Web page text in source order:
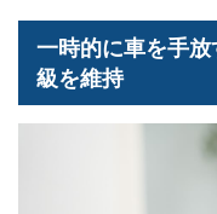
一時的に車を手
級を維持